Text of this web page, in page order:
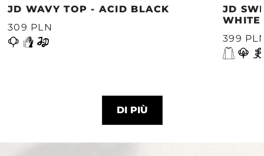
JD WAVY TOP - ACID BLACK
309 PLN
JD
WHITE
399
DI PIÙ